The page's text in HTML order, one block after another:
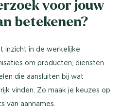
voor jouw
betekenen?
in de werkelijke
om producten, diensten
die aansluiten bij wat
vinden. Zo maak je keuzes op
van aannames.